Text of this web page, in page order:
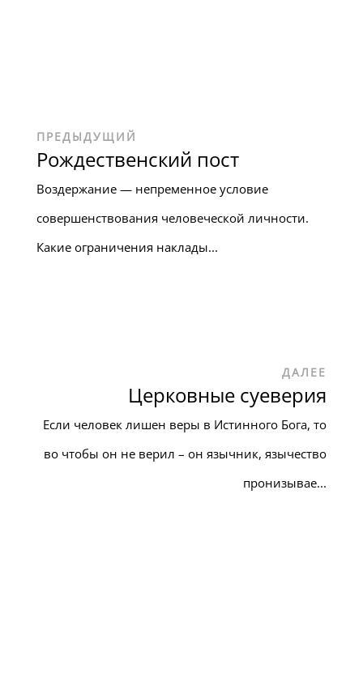
ПРЕДЫДУЩИЙ
Рождественский пост
Воздержание — непременное условие
совершенствования человеческой личности.
Какие ограничения наклады...
ДАЛЕЕ
Церковные суеверия
Если человек лишен веры в Истинного Бога, то
во чтобы он не верил – он язычник, язычество
пронизывае...